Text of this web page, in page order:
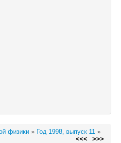
физики » Год 1998, выпуск 11 »
<<< >>>